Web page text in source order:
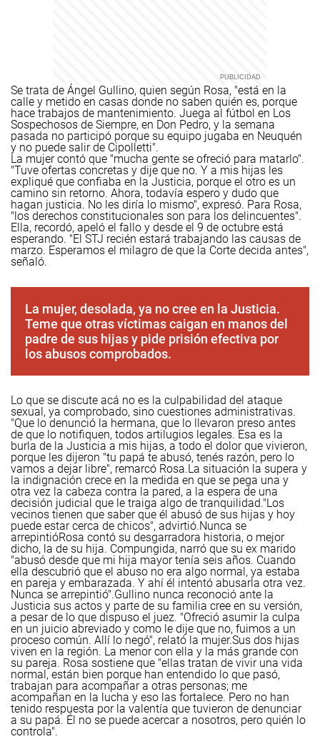
Se trata de Ángel Gullino, quien según Rosa, "está en la
calle y metido en casas donde no saben quién es, porque
hace trabajos de mantenimiento. Juega al fútbol en Los
Sospechosos de Siempre, en Don Pedro, y la semana
pasada no participó porque su equipo jugaba en Neuquén
y no puede salir de Cipolletti".
La mujer contó que "mucha gente se ofreció para matarlo".
"Tuve ofertas concretas y dije que no. Y a mis hijas les
expliqué que confiaba en la Justicia, porque el otro es un
camino sin retorno. Ahora, todavía espero y dudo que
hagan justicia. No les diría lo mismo", expresó. Para Rosa,
"los derechos constitucionales son para los delincuentes".
Ella, recordó, apeló el fallo y desde el 9 de octubre está
esperando. "El STJ recién estará trabajando las causas de
marzo. Esperamos el milagro de que la Corte decida antes",
señaló.
La mujer, desolada, ya no cree en la Justicia.
Teme que otras víctimas caigan en manos del
padre de sus hijas y pide prisión efectiva por
los abusos comprobados.
Lo que se discute acá no es la culpabilidad del ataque
sexual, ya comprobado, sino cuestiones administrativas.
"Que lo denunció la hermana, que lo llevaron preso antes
de que lo notifiquen, todos artilugios legales. Esa es la
burla de la Justicia a mis hijas, a todo el dolor que vivieron,
porque les dijeron "tu papá te abusó, tenés razón, pero lo
vamos a dejar libre", remarcó Rosa.La situación la supera y
la indignación crece en la medida en que se pega una y
otra vez la cabeza contra la pared, a la espera de una
decisión judicial que le traiga algo de tranquilidad."Los
vecinos tienen que saber que él abusó de sus hijas y hoy
puede estar cerca de chicos", advirtió.Nunca se
arrepintióRosa contó su desgarradora historia, o mejor
dicho, la de su hija. Compungida, narró que su ex marido
"abusó desde que mi hija mayor tenía seis años. Cuando
ella descubrió que el abuso no era algo normal, ya estaba
en pareja y embarazada. Y ahí él intentó abusarla otra vez.
Nunca se arrepintió".Gullino nunca reconoció ante la
Justicia sus actos y parte de su familia cree en su versión,
a pesar de lo que dispuso el juez. "Ofreció asumir la culpa
en un juicio abreviado y como le dije que no, fuimos a un
proceso común. Allí lo negó", relató la mujer.Sus dos hijas
viven en la región. La menor con ella y la más grande con
su pareja. Rosa sostiene que "ellas tratan de vivir una vida
normal, están bien porque han entendido lo que pasó,
trabajan para acompañar a otras personas; me
acompañan en la lucha y eso las fortalece. Pero no han
tenido respuesta por la valentía que tuvieron de denunciar
a su papá. Él no se puede acercar a nosotros, pero quién lo
controla".